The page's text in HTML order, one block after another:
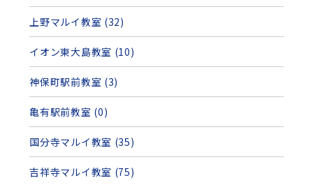
上野マルイ教室 (32)
イオン東大島教室 (10)
神保町駅前教室 (3)
亀有駅前教室 (0)
国分寺マルイ教室 (35)
吉祥寺マルイ教室 (75)